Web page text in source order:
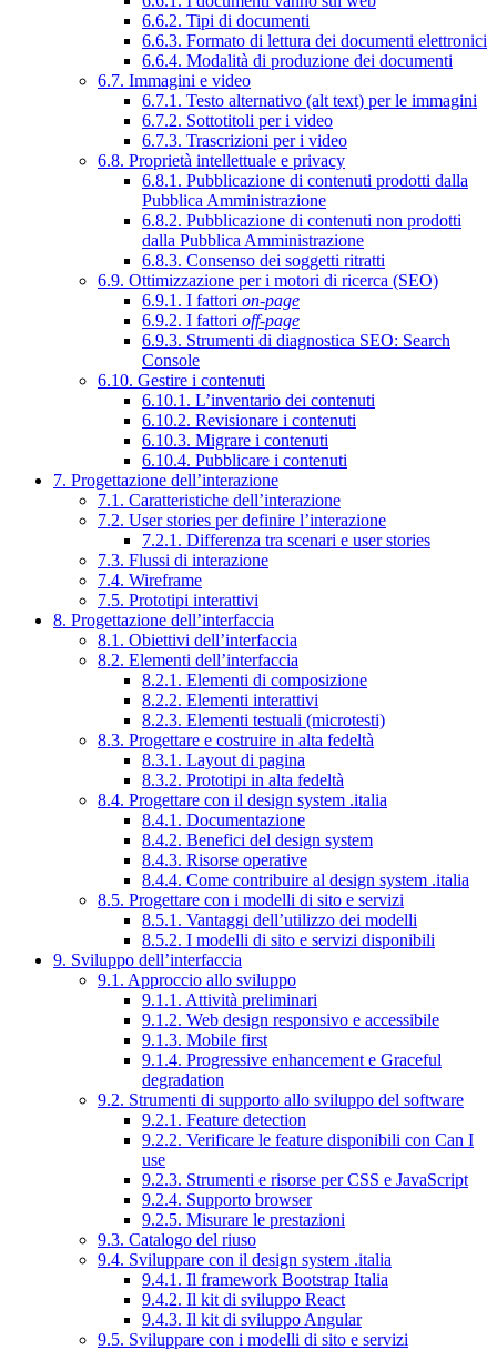
6.6.2. Tipi di documenti
6.6.3. Formato di lettura dei documenti elettronici
6.6.4. Modalità di produzione dei documenti
6.7. Immagini e video
6.7.1. Testo alternativo (alt text) per le immagini
6.7.2. Sottotitoli per i video
6.7.3. Trascrizioni per i video
6.8. Proprietà intellettuale e privacy
6.8.1. Pubblicazione di contenuti prodotti dalla
Pubblica Amministrazione
6.8.2. Pubblicazione di contenuti non prodotti
dalla Pubblica Amministrazione
6.8.3. Consenso dei soggetti ritratti
6.9. Ottimizzazione per i motori di ricerca (SEO)
6.9.1. I fattori on-page
6.9.2. I fattori off-page
6.9.3. Strumenti di diagnostica SEO: Search
Console
6.10. Gestire i contenuti
6.10.1. L’inventario dei contenuti
6.10.2. Revisionare i contenuti
6.10.3. Migrare i contenuti
6.10.4. Pubblicare i contenuti
7. Progettazione dell’interazione
7.1. Caratteristiche dell’interazione
7.2. User stories per definire l’interazione
7.2.1. Differenza tra scenari e user stories
7.3. Flussi di interazione
7.4. Wireframe
7.5. Prototipi interattivi
8. Progettazione dell’interfaccia
8.1. Obiettivi dell’interfaccia
8.2. Elementi dell’interfaccia
8.2.1. Elementi di composizione
8.2.2. Elementi interattivi
8.2.3. Elementi testuali (microtesti)
8.3. Progettare e costruire in alta fedeltà
8.3.1. Layout di pagina
8.3.2. Prototipi in alta fedeltà
8.4. Progettare con il design system .italia
8.4.1. Documentazione
8.4.2. Benefici del design system
8.4.3. Risorse operative
8.4.4. Come contribuire al design system .italia
8.5. Progettare con i modelli di sito e servizi
8.5.1. Vantaggi dell’utilizzo dei modelli
8.5.2. I modelli di sito e servizi disponibili
9. Sviluppo dell’interfaccia
9.1. Approccio allo sviluppo
9.1.1. Attività preliminari
9.1.2. Web design responsivo e accessibile
9.1.3. Mobile first
9.1.4. Progressive enhancement e Graceful
degradation
9.2. Strumenti di supporto allo sviluppo del software
9.2.1. Feature detection
9.2.2. Verificare le feature disponibili con Can I
use
9.2.3. Strumenti e risorse per CSS e JavaScript
9.2.4. Supporto browser
9.2.5. Misurare le prestazioni
9.3. Catalogo del riuso
9.4. Sviluppare con il design system .italia
9.4.1. Il framework Bootstrap Italia
9.4.2. Il kit di sviluppo React
9.4.3. Il kit di sviluppo Angular
9.5. Sviluppare con i modelli di sito e servizi